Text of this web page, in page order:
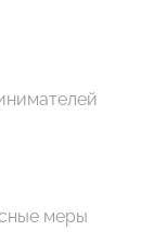
меры